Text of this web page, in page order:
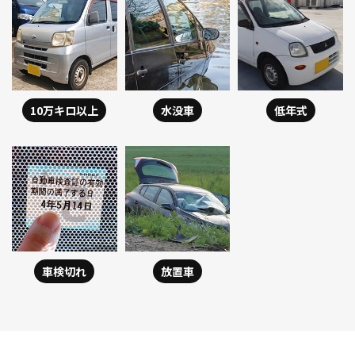
10万キロ以上 水没車 低年式
車検切れ 放置車